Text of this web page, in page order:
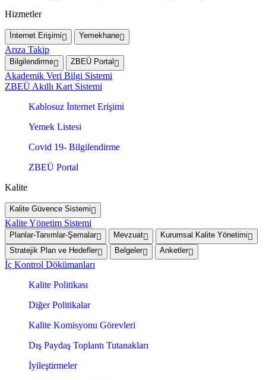
Hizmetler
İnternet Erişimi Yemekhane
Arıza Takip
Bilgilendirme ZBEÜ Portal
Akademik Veri Bilgi Sistemi
ZBEÜ Akıllı Kart Sistemi
Kablosuz İnternet Erişimi
Yemek Listesi
Covid 19- Bilgilendirme
ZBEÜ Portal
Kalite
Kalite Güvence Sistemi
Kalite Yönetim Sistemi
Planlar-Tanımlar-Şemalar Mevzuat
Kurumsal Kalite Yönetimi
Stratejik Plan ve Hedefler
Belgeler Anketler
İç Kontrol Dökümanları
Kalite Politikası
Diğer Politikalar
Kalite Komisyonu Görevleri
Dış Paydaş Toplantı Tutanakları
İyileştirmeler